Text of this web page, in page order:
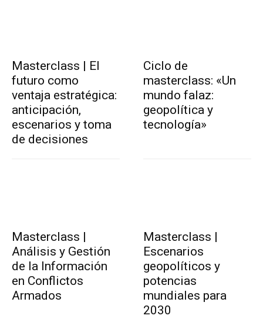
Masterclass | El
futuro como
ventaja estratégica:
anticipación,
escenarios y toma
de decisiones
Ciclo de
masterclass: «Un
mundo falaz:
geopolítica y
tecnología»
Masterclass |
Análisis y Gestión
de la Información
en Conflictos
Armados
Masterclass |
Escenarios
geopolíticos y
potencias
mundiales para
2030